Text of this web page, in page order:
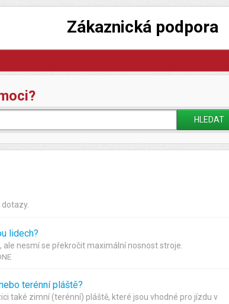
Zákaznická podpora
HLEDAT
lidech?
nesmí se překročit maximální nosnost stroje.
terénní pláště?
také zimní (terénní) pláště, které jsou vhodné pro jízdu v